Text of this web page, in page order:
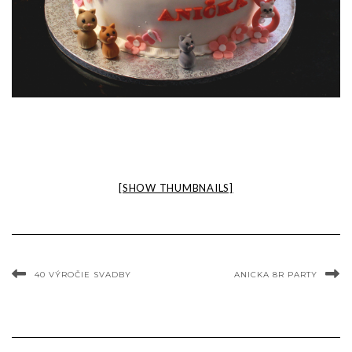
[SHOW THUMBNAILS]
40 VÝROČIE SVADBY ANICKA 8R PARTY